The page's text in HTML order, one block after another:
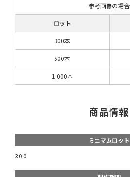
参考画像の場合
ロット
300本
500本
1,000本
商品情報
ミニマムロット
300